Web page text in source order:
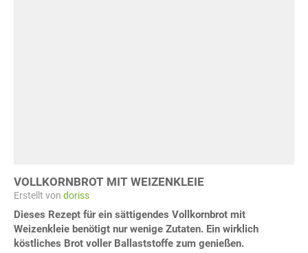
VOLLKORNBROT MIT WEIZENKLEIE
Erstellt von doriss
Dieses Rezept für ein sättigendes Vollkornbrot mit
Weizenkleie benötigt nur wenige Zutaten. Ein wirklich
köstliches Brot voller Ballaststoffe zum genießen.